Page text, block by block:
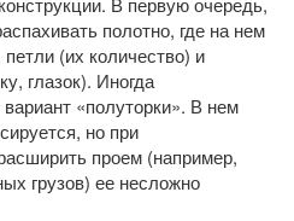
полотно, где на нем
(их количество) и
глазок). Иногда
«полуторки». В нем
но при
проем (например,
грузов) ее несложно